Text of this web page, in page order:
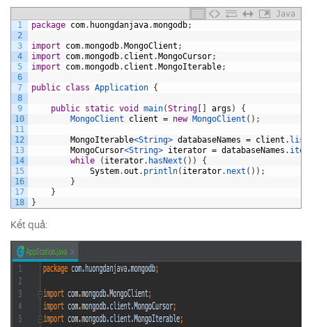
Java
1
2
3
4
5
6
7
8
9
10
11
12
13
14
15
16
17
18
package com. huongdanjava.mongodb;
import com.mongodb.MongoClient ;
import
com.mongodb. client .MongoCursor;
import
com.mongodb. client .MongoIterable;
public class Application {
public static void main(String [ ] args )
{
MongoClient client = new MongoClient ( ) ;
MongoIterable<String> databaseNames = client .
MongoCursor<String> iterator = databaseNames .
while
( iterator. hasNext ( ) )
{
System.out . println( iterator. next ( ) ) ;
}
}
}
Kết quả: